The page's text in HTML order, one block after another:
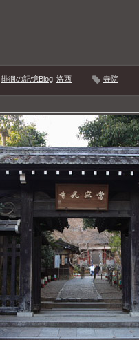
徘徊の記憶Blog 洛西 寺院